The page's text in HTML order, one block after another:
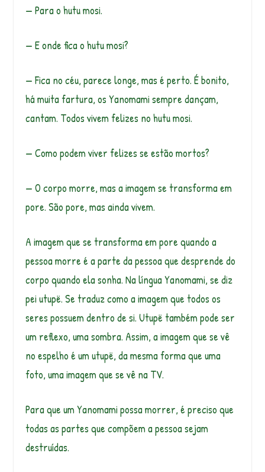
— Para o hutu mosi.
— E onde fica o hutu mosi?
— Fica no céu, parece longe, mas é perto. É bonito,
há muita fartura, os Yanomami sempre dançam,
cantam. Todos vivem felizes no hutu mosi.
— Como podem viver felizes se estão mortos?
— O corpo morre, mas a imagem se transforma em
pore. São pore, mas ainda vivem.
A imagem que se transforma em pore quando a
pessoa morre é a parte da pessoa que desprende do
corpo quando ela sonha. Na língua Yanomami, se diz
pei utupë. Se traduz como a imagem que todos os
seres possuem dentro de si. Utupë também pode ser
um reflexo, uma sombra. Assim, a imagem que se vê
no espelho é um utupë, da mesma forma que uma
foto, uma imagem que se vê na TV.
Para que um Yanomami possa morrer, é preciso que
todas as partes que compõem a pessoa sejam
destruídas.